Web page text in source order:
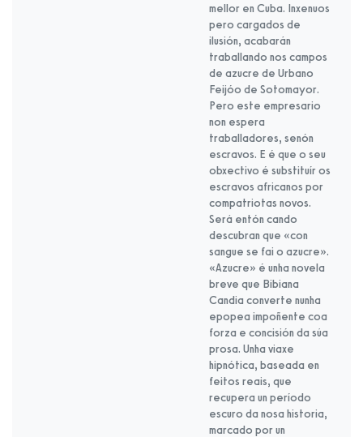
mellor en Cuba. Inxenuos
pero cargados de
ilusión, acabarán
traballando nos campos
de azucre de Urbano
Feijóo de Sotomayor.
Pero este empresario
non espera
traballadores, senón
escravos. E é que o seu
obxectivo é substituír os
escravos africanos por
compatriotas novos.
Será entón cando
descubran que «con
sangue se fai o azucre».
«Azucre» é unha novela
breve que Bibiana
Candia converte nunha
epopea impoñente coa
forza e concisión da súa
prosa. Unha viaxe
hipnótica, baseada en
feitos reais, que
recupera un período
escuro da nosa historia,
marcado por un